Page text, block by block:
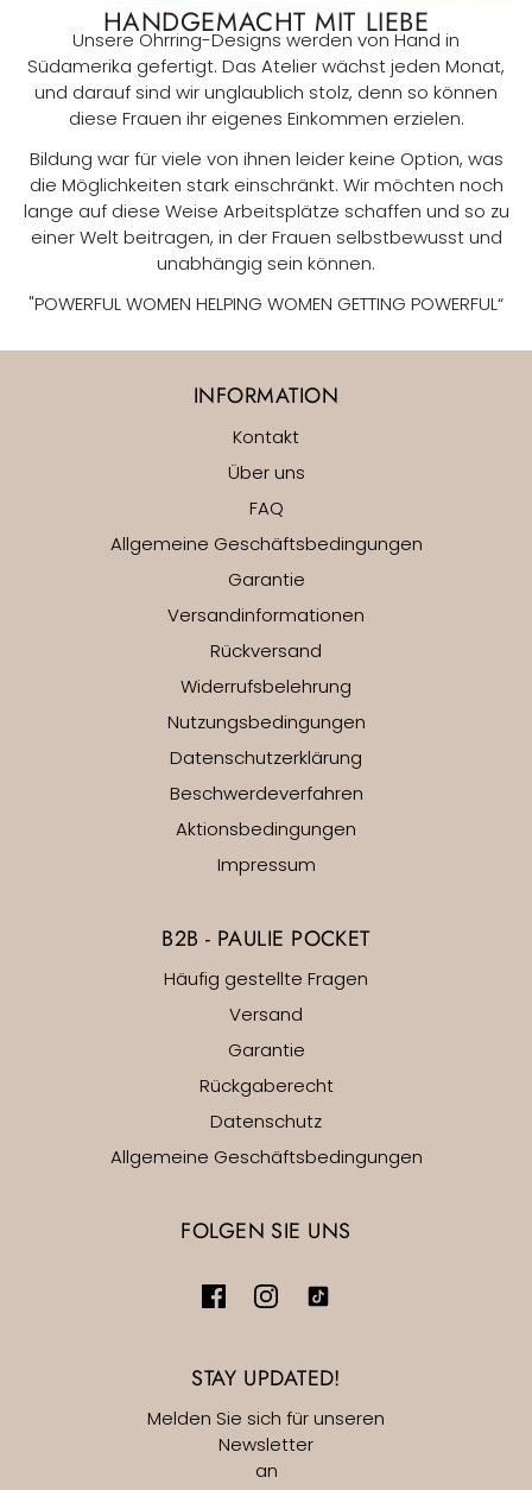
HANDGEMACHT MIT LIEBE
Unsere Ohrring-Designs werden von Hand in
Südamerika gefertigt. Das Atelier wächst jeden Monat,
und darauf sind wir unglaublich stolz, denn so können
diese Frauen ihr eigenes Einkommen erzielen.
Bildung war für viele von ihnen leider keine Option, was
die Möglichkeiten stark einschränkt. Wir möchten noch
lange auf diese Weise Arbeitsplätze schaffen und so zu
einer Welt beitragen, in der Frauen selbstbewusst und
unabhängig sein können.
"POWERFUL WOMEN HELPING WOMEN GETTING POWERFUL“
INFORMATION
Kontakt
Über uns
FAQ
Allgemeine Geschäftsbedingungen
Garantie
Versandinformationen
Rückversand
Widerrufsbelehrung
Nutzungsbedingungen
Datenschutzerklärung
Beschwerdeverfahren
Aktionsbedingungen
Impressum
B2B - PAULIE POCKET
Häufig gestellte Fragen
Versand
Garantie
Rückgaberecht
Datenschutz
Allgemeine Geschäftsbedingungen
FOLGEN SIE UNS
STAY UPDATED!
Melden Sie sich für unseren
Newsletter
an